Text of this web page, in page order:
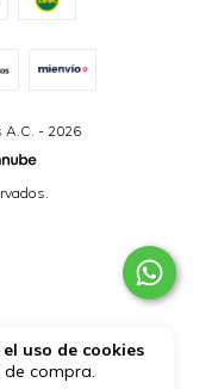
uso de cookies
compra.
A.C. - 2026